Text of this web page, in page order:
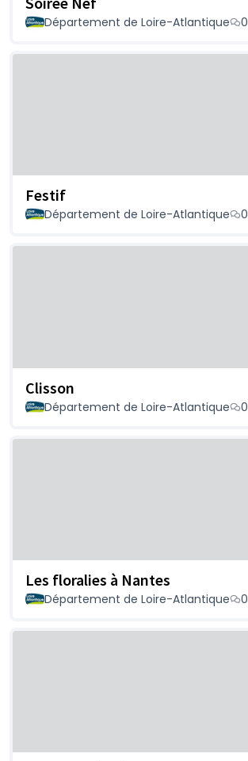
Département de Loire-Atlantique 0
Festif
Département de Loire-Atlantique 0
Clisson
Département de Loire-Atlantique 0
Les floralies à Nantes
Département de Loire-Atlantique 0